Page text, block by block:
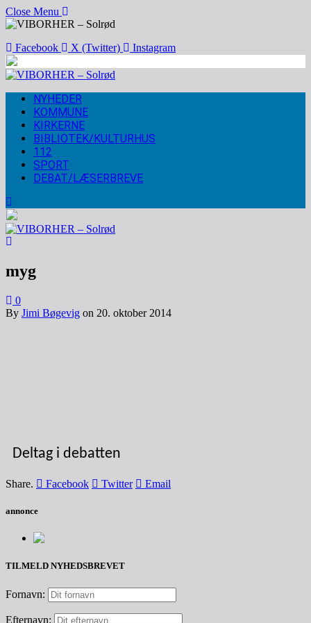
Close Menu
Facebook X (Twitter) Instagram
NYHEDER
KOMMUNE
KIRKERNE
BIBLIOTEK/KULTURHUS
112
SPORT
DEBAT/LÆSERBREVE
myg
0
By Jimi Bøgevig on 20. oktober 2014
Deltag i debatten
Share. Facebook Twitter Email
annonce
TILMELD NYHEDSBREVET
Fornavn:
Efternavn: